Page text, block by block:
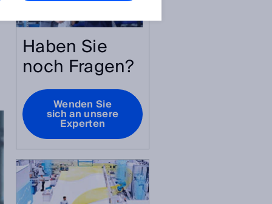
Haben Sie
noch Fragen?
Wenden Sie
sich an unsere
Experten